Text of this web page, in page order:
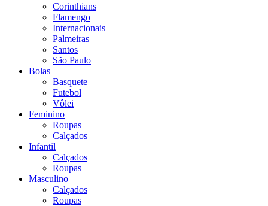
Corinthians
Flamengo
Internacionais
Palmeiras
Santos
São Paulo
Bolas
Basquete
Futebol
Vôlei
Feminino
Roupas
Calçados
Infantil
Calçados
Roupas
Masculino
Calçados
Roupas